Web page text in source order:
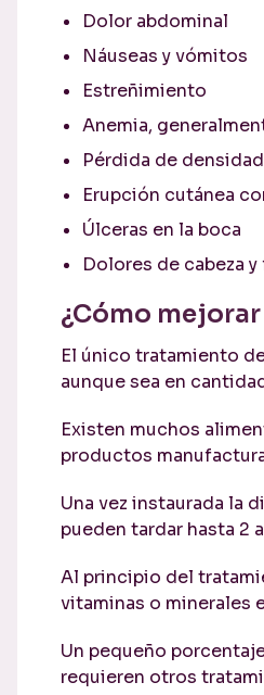
Dolor abdominal
Náuseas y vómitos
Estreñimiento
Anemia,
Pérdida de
Erupción cutánea
Úlceras en la boca
Dolores de cabeza
¿Cómo
El único tratamiento
aunque sea en
Existen muchos
productos
Una vez instaurada la
pueden tardar hasta 2
Al principio del
vitaminas o minerales
Un pequeño
requieren otros